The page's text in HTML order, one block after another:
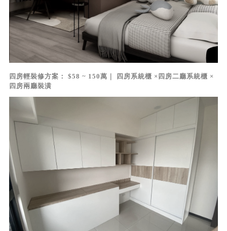
四房輕裝修方案： $58 ~ 150萬｜ 四房系統櫃 ×四房二廳系統櫃 ×
四房兩廳裝潢